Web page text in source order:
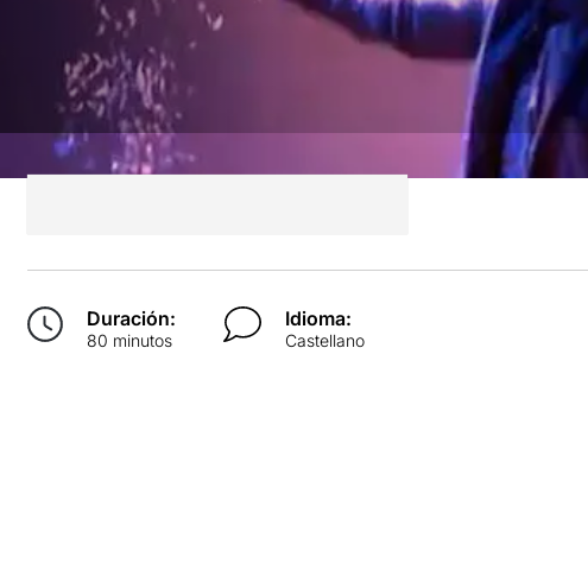
Duración:
80 minutos
Idioma:
Castellano